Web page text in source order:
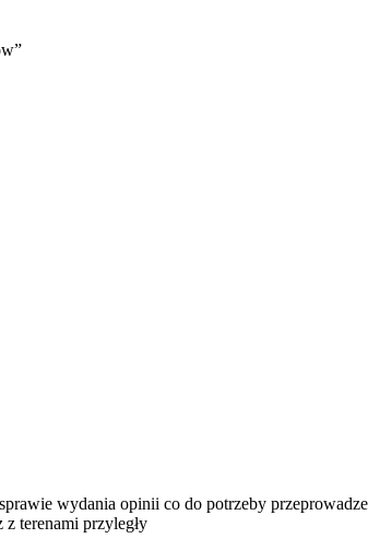
wydania opinii co do potrzeby
terenami przyległy